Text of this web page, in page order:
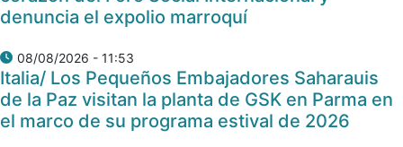
denuncia el expolio marroquí
08/08/2026 - 11:53
Italia/ Los Pequeños Embajadores Saharauis
de la Paz visitan la planta de GSK en Parma en
el marco de su programa estival de 2026